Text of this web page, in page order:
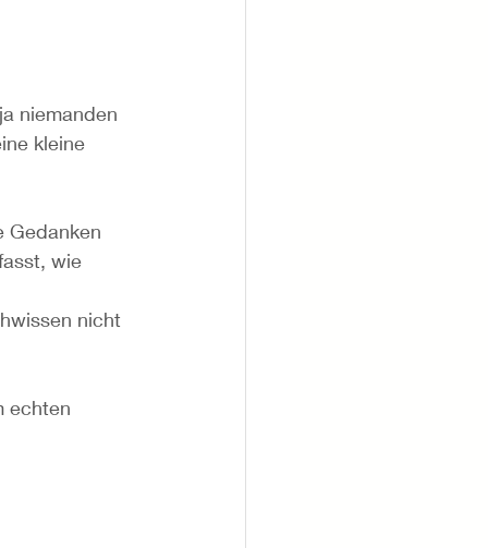
niemanden
kleine
Gedanken
wie
nicht
echten